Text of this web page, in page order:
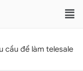
cầu để làm telesale